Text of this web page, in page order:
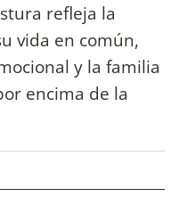
refleja la
vida en común,
y la familia
encima de la